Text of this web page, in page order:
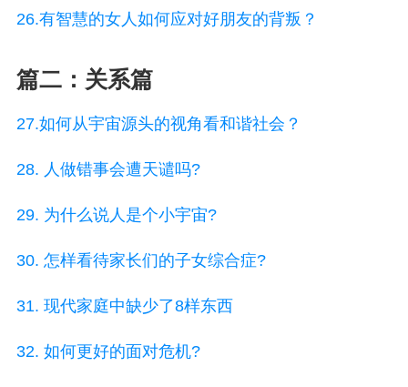
26.有智慧的女人如何应对好朋友的背叛？
篇二：关系篇
27.如何从宇宙源头的视角看和谐社会？
28. 人做错事会遭天谴吗?
29. 为什么说人是个小宇宙?
30. 怎样看待家长们的子女综合症?
31. 现代家庭中缺少了8样东西
32. 如何更好的面对危机?